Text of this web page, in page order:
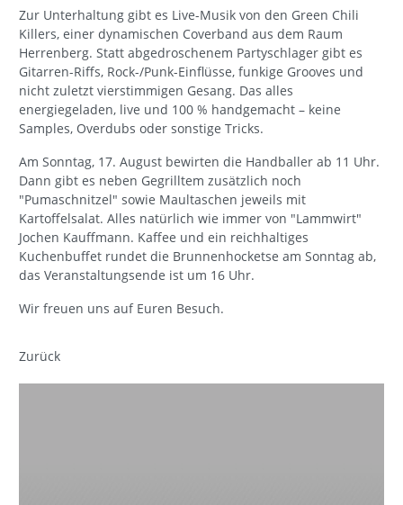
Zur Unterhaltung gibt es Live-Musik von den Green Chili
Killers, einer dynamischen Coverband aus dem Raum
Herrenberg. Statt abgedroschenem Partyschlager gibt es
Gitarren-Riffs, Rock-/Punk-Einflüsse, funkige Grooves und
nicht zuletzt vierstimmigen Gesang. Das alles
energiegeladen, live und 100 % handgemacht – keine
Samples, Overdubs oder sonstige Tricks.
Am Sonntag, 17. August bewirten die Handballer ab 11 Uhr.
Dann gibt es neben Gegrilltem zusätzlich noch
"Pumaschnitzel" sowie Maultaschen jeweils mit
Kartoffelsalat. Alles natürlich wie immer von "Lammwirt"
Jochen Kauffmann. Kaffee und ein reichhaltiges
Kuchenbuffet rundet die Brunnenhocketse am Sonntag ab,
das Veranstaltungsende ist um 16 Uhr.
Wir freuen uns auf Euren Besuch.
Zurück